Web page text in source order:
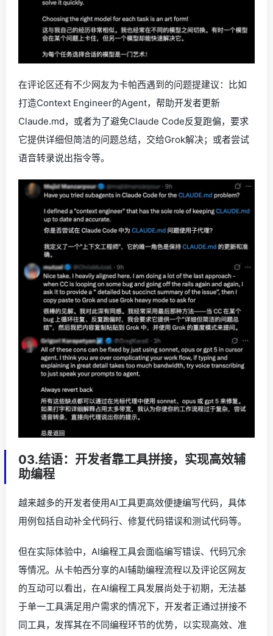
在评论区还有不少网友为卡帕西遇到的问题提建议：比如
打造Context Engineer的Agent，帮助开发者更新
Claude.md，或者为了避免Claude Code反复跑偏，要求
它提供详细但简洁的问题总结，交给Grok解决；或者尝试
语音转录说出指令等。
03.结语：开发者靠工具拼接，实现高效辅
助编程
越来越多的开发者使用AI工具更高效便捷编写代码，具体
用例包括自动补全代码行、修复代码错误和测试代码等。
但在实际体验中，AI编程工具会面临编写错误、代码冗余
等情况。从卡帕西分享的AI辅助编程流程以及评论区网友
的互动可以看出，在AI编程工具发展尚处于初期，无法基
于单一工具满足用户需求的情况下，开发者正通过拼接不
同工具，发挥其在不同编程环节的优势，以实现高效、准